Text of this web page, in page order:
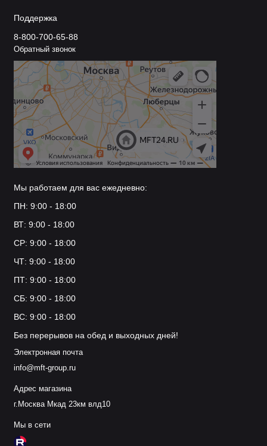
Поддержка
8-800-700-65-88
Обратный звонок
Мы работаем для вас ежедневно:
ПН: 9:00 - 18:00
ВТ: 9:00 - 18:00
СР: 9:00 - 18:00
ЧТ: 9:00 - 18:00
ПТ: 9:00 - 18:00
СБ: 9:00 - 18:00
ВС: 9:00 - 18:00
Без перерывов на обед и выходных дней!
Электронная почта
info@mft-group.ru
Адрес магазина
г.Москва Мкад 23км влд10
Мы в сети